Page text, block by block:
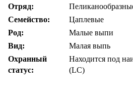
Отряд:
Семейство:
Цаплевые
Род:
Малые выпи
Вид:
Малая выпь
Охранный
статус:
Находится под
(LC)